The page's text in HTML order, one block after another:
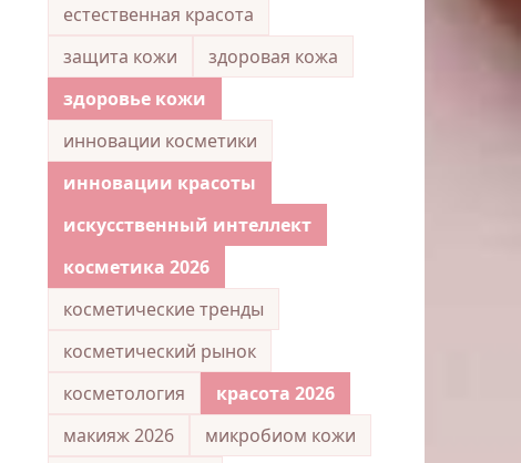
естественная красота
защита кожи
здоровая кожа
здоровье кожи
инновации косметики
инновации красоты
искусственный интеллект
косметика 2026
косметические тренды
косметический рынок
косметология
красота 2026
макияж 2026
микробиом кожи